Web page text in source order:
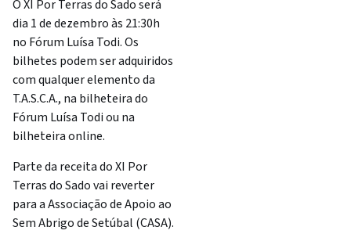
O XI Por Terras do Sado será
dia 1 de dezembro às 21:30h
no Fórum Luísa Todi. Os
bilhetes podem ser adquiridos
com qualquer elemento da
T.A.S.C.A., na bilheteira do
Fórum Luísa Todi ou na
bilheteira online.
Parte da receita do XI Por
Terras do Sado vai reverter
para a Associação de Apoio ao
Sem Abrigo de Setúbal (CASA).